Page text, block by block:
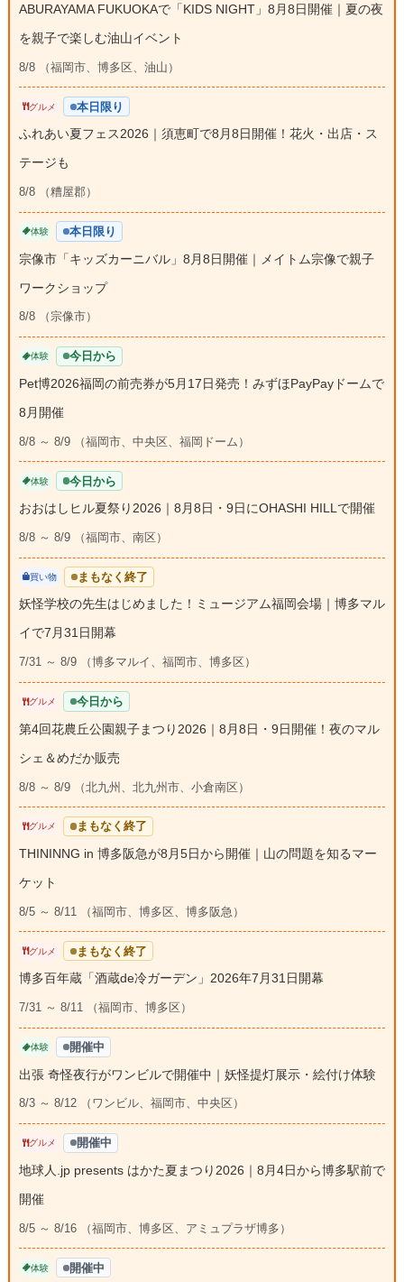
ABURAYAMA FUKUOKAで「KIDS NIGHT」8月8日開催｜夏の夜
を親子で楽しむ油山イベント
8/8 （福岡市、博多区、油山）
グルメ 本日限り
ふれあい夏フェス2026｜須恵町で8月8日開催！花火・出店・ス
テージも
8/8 （糟屋郡）
体験 本日限り
宗像市「キッズカーニバル」8月8日開催｜メイトム宗像で親子
ワークショップ
8/8 （宗像市）
体験 今日から
Pet博2026福岡の前売券が5月17日発売！みずほPayPayドームで
8月開催
8/8 ～ 8/9 （福岡市、中央区、福岡ドーム）
体験 今日から
おおはしヒル夏祭り2026｜8月8日・9日にOHASHI HILLで開催
8/8 ～ 8/9 （福岡市、南区）
買い物 まもなく終了
妖怪学校の先生はじめました！ミュージアム福岡会場｜博多マル
イで7月31日開幕
7/31 ～ 8/9 （博多マルイ、福岡市、博多区）
グルメ 今日から
第4回花農丘公園親子まつり2026｜8月8日・9日開催！夜のマル
シェ＆めだか販売
8/8 ～ 8/9 （北九州、北九州市、小倉南区）
グルメ まもなく終了
THININNG in 博多阪急が8月5日から開催｜山の問題を知るマー
ケット
8/5 ～ 8/11 （福岡市、博多区、博多阪急）
グルメ まもなく終了
博多百年蔵「酒蔵de冷ガーデン」2026年7月31日開幕
7/31 ～ 8/11 （福岡市、博多区）
体験 開催中
出張 奇怪夜行がワンビルで開催中｜妖怪提灯展示・絵付け体験
8/3 ～ 8/12 （ワンビル、福岡市、中央区）
グルメ 開催中
地球人.jp presents はかた夏まつり2026｜8月4日から博多駅前で
開催
8/5 ～ 8/16 （福岡市、博多区、アミュプラザ博多）
体験 開催中